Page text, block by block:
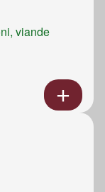
viande